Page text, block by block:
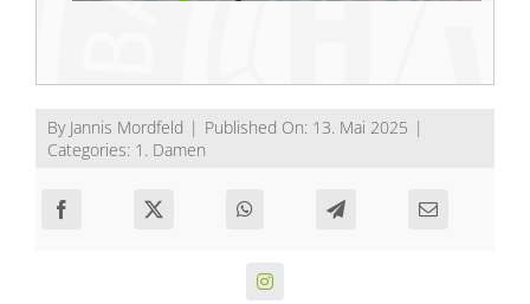
By Jannis Mordfeld | Published On: 13. Mai 2025 |
Categories: 1. Damen